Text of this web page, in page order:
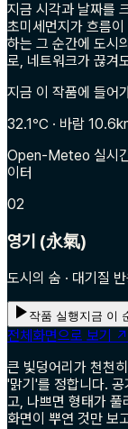
지금 시각과 날짜를
초미세먼지가 흐름
하는 그 순간에 도시
로, 네트워크가 끊겨
지금 이 작품에 들어
32.1℃ · 바람
Open-Meteo 실시간
이터
02
영기 (永氣)
도시의 숨 · 대기질
작품 실행지금 이
전체화면으로 보기 ↗
큰 빛덩어리가 천천
'맑기'를 정합니다. 공
고, 나쁘면 형태가 풀
화면이 뿌연 것만 보